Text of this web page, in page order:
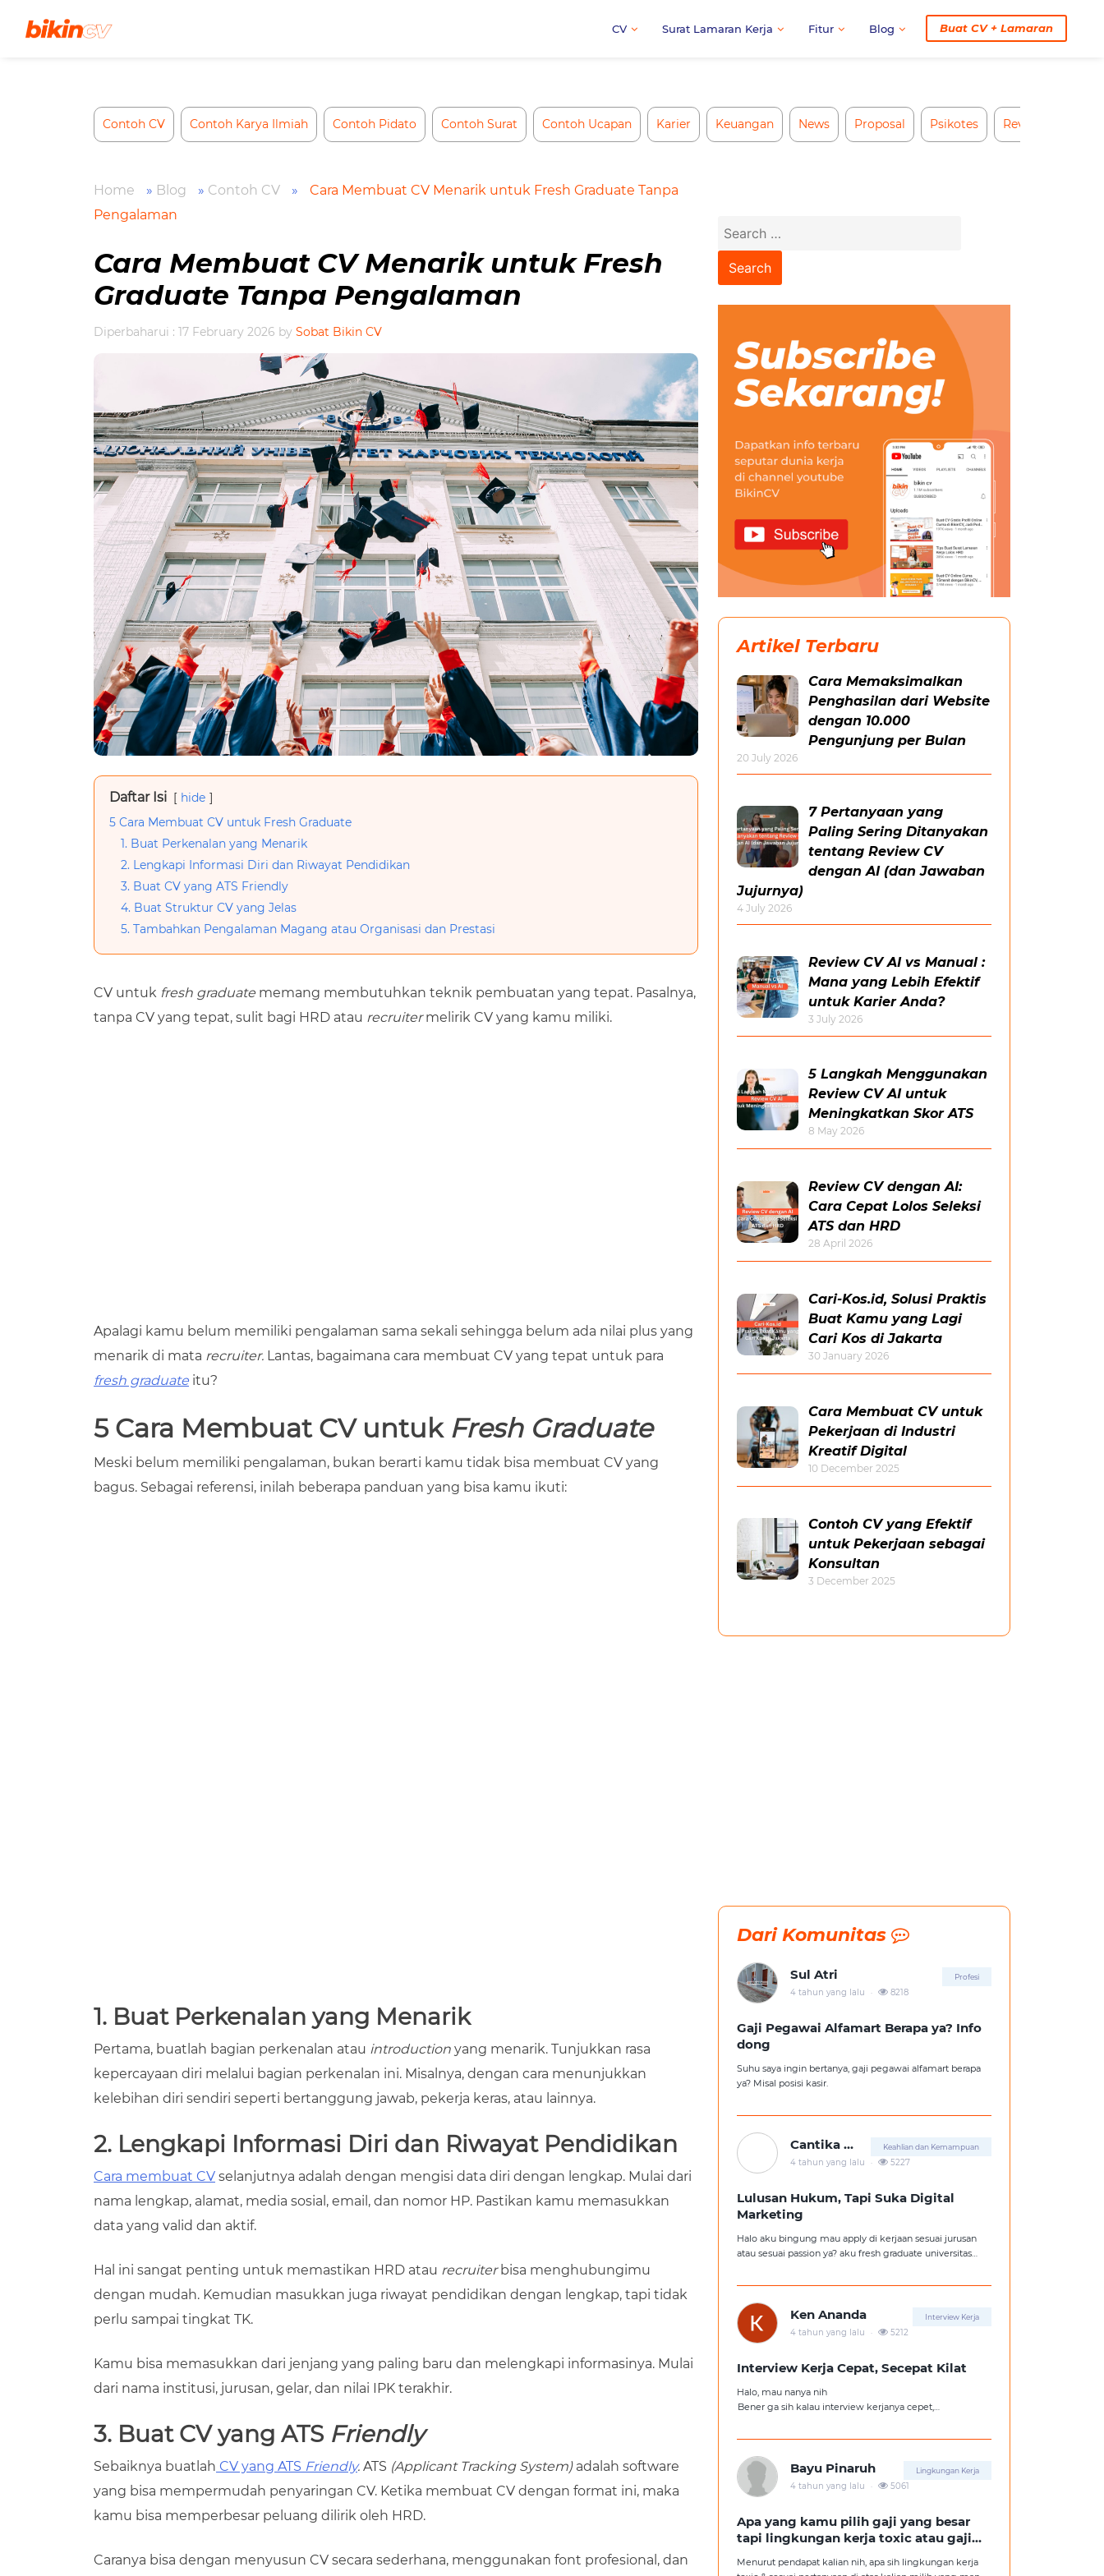
CV Surat Lamaran Kerja Fitur Blog Buat CV + Lamaran
Contoh CV Contoh Karya Ilmiah Contoh Pidato Contoh Surat Contoh Ucapan Karier Keuangan News Proposal Psikotes Review CV AI
Home » Blog » Contoh CV »
Cara Membuat CV Menarik untuk Fresh Graduate Tanpa
Pengalaman
Cara Membuat CV Menarik untuk Fresh
Graduate Tanpa Pengalaman
Diperbaharui : 17 February 2026 by Sobat Bikin CV
Daftar Isi
hide
5 Cara Membuat CV untuk Fresh Graduate
1. Buat Perkenalan yang Menarik
2. Lengkapi Informasi Diri dan Riwayat Pendidikan
3. Buat CV yang ATS Friendly
4. Buat Struktur CV yang Jelas
5. Tambahkan Pengalaman Magang atau Organisasi dan Prestasi
CV untuk fresh graduate memang membutuhkan teknik pembuatan yang tepat. Pasalnya,
tanpa CV yang tepat, sulit bagi HRD atau recruitermelirik CV yang kamu miliki.
Apalagi kamu belum memiliki pengalaman sama sekali sehingga belum ada nilai plus yang
menarik di mata recruiter. Lantas, bagaimana cara membuat CV yang tepat untuk para
fresh graduate itu?
5 Cara Membuat CV untuk Fresh Graduate
Meski belum memiliki pengalaman, bukan berarti kamu tidak bisa membuat CV yang
bagus. Sebagai referensi, inilah beberapa panduan yang bisa kamu ikuti:
1. Buat Perkenalan yang Menarik
Pertama, buatlah bagian perkenalan atau introduction yang menarik. Tunjukkan rasa
kepercayaan diri melalui bagian perkenalan ini. Misalnya, dengan cara menunjukkan
kelebihan diri sendiri seperti bertanggung jawab, pekerja keras, atau lainnya.
2. Lengkapi Informasi Diri dan Riwayat Pendidikan
Cara membuat CV selanjutnya adalah dengan mengisi data diri dengan lengkap. Mulai dari
nama lengkap, alamat, media sosial, email, dan nomor HP. Pastikan kamu memasukkan
data yang valid dan aktif.
Hal ini sangat penting untuk memastikan HRD atau recruiter bisa menghubungimu
dengan mudah. Kemudian masukkan juga riwayat pendidikan dengan lengkap, tapi tidak
perlu sampai tingkat TK.
Kamu bisa memasukkan dari jenjang yang paling baru dan melengkapi informasinya. Mulai
dari nama institusi, jurusan, gelar, dan nilai IPK terakhir.
3. Buat CV yang ATS Friendly
Sebaiknya buatlah CV yang ATS Friendly. ATS (Applicant Tracking System) adalah software
yang bisa mempermudah penyaringan CV. Ketika membuat CV dengan format ini, maka
kamu bisa memperbesar peluang dilirik oleh HRD.
Caranya bisa dengan menyusun CV secara sederhana, menggunakan font profesional, dan
Artikel Terbaru
Cara Memaksimalkan
Penghasilan dari Website
dengan 10.000
Pengunjung per Bulan
20 July 2026
7 Pertanyaan yang
Paling Sering Ditanyakan
tentang Review CV
dengan AI (dan Jawaban
Jujurnya)
4 July 2026
Review CV AI vs Manual :
Mana yang Lebih Efektif
untuk Karier Anda?
3 July 2026
5 Langkah Menggunakan
Review CV AI untuk
Meningkatkan Skor ATS
8 May 2026
Review CV dengan AI:
Cara Cepat Lolos Seleksi
ATS dan HRD
28 April 2026
Cari-Kos.id, Solusi Praktis
Buat Kamu yang Lagi
Cari Kos di Jakarta
30 January 2026
Cara Membuat CV untuk
Pekerjaan di Industri
Kreatif Digital
10 December 2025
Contoh CV yang Efektif
untuk Pekerjaan sebagai
Konsultan
3 December 2025
Dari Komunitas
Sul Atri Profesi
4 tahun yang lalu . 8218
Gaji Pegawai Alfamart Berapa ya? Info
dong
Suhu saya ingin bertanya, gaji pegawai alfamart berapa
ya? Misal posisi kasir.
Cantika Putri Keahlian dan Kemampuan
4 tahun yang lalu . 5227
Lulusan Hukum, Tapi Suka Digital
Marketing
Halo aku bingung mau apply di kerjaan sesuai jurusan
atau sesuai passion ya? aku fresh graduate universitas
marketing. Ortuku tentu kasi saran biar aku ambil
Ken Ananda Interview Kerja
4 tahun yang lalu . 5212
Interview Kerja Cepat, Secepat Kilat
Halo, mau nanya nih
Bener ga sih kalau interview kerjanya cepet,
Tolong pencerahannya dong kakak-kakak semua,
Bayu Pinaruh Lingkungan Kerja
4 tahun yang lalu . 5061
Apa yang kamu pilih gaji yang besar
tapi lingkungan kerja toxic atau gaji
nyaman
Menurut pendapat kalian nih, apa sih lingkungan kerja